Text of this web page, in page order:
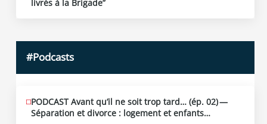
2026
livrés à la Brigade”
#Podcasts
MAI
13
2026
PODCAST Avant qu’il ne soit trop tard… (ép. 02) —
Séparation et divorce : logement et enfants…